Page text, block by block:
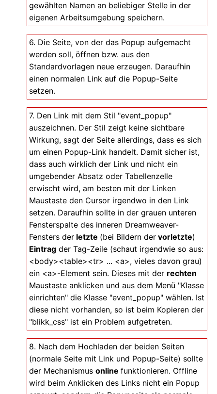
gewählten Namen an beliebiger Stelle in der
eigenen Arbeitsumgebung speichern.
6. Die Seite, von der das Popup aufgemacht
werden soll, öffnen bzw. aus den
Standardvorlagen neue erzeugen. Daraufhin
einen normalen Link auf die Popup-Seite
setzen.
7. Den Link mit dem Stil "event_popup"
auszeichnen. Der Stil zeigt keine sichtbare
Wirkung, sagt der Seite allerdings, dass es sich
um einen Popup-Link handelt. Damit sicher ist,
dass auch wirklich der Link und nicht ein
umgebender Absatz oder Tabellenzelle
erwischt wird, am besten mit der Linken
Maustaste den Cursor irgendwo in den Link
setzen. Daraufhin sollte in der grauen unteren
Fensterspalte des inneren Dreamweaver-
Fensters der letzte (bei Bildern der vorletzte)
Eintrag der Tag-Zeile (schaut irgendwie so aus:
<body><table><tr> ... <a>, vieles davon grau)
ein <a>-Element sein. Dieses mit der rechten
Maustaste anklicken und aus dem Menü "Klasse
einrichten" die Klasse "event_popup" wählen. Ist
diese nicht vorhanden, so ist beim Kopieren der
"blikk_css" ist ein Problem aufgetreten.
8. Nach dem Hochladen der beiden Seiten
(normale Seite mit Link und Popup-Seite) sollte
der Mechanismus online funktionieren. Offline
wird beim Anklicken des Links nicht ein Popup